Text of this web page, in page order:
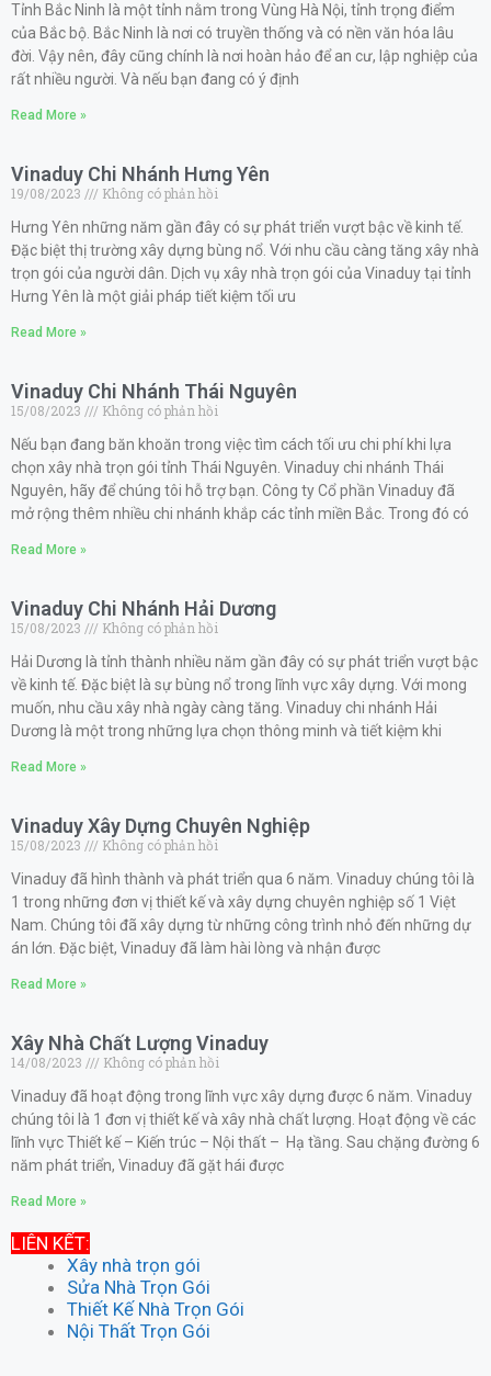
Tỉnh Bắc Ninh là một tỉnh nằm trong Vùng Hà Nội, tỉnh trọng điểm
của Bắc bộ. Bắc Ninh là nơi có truyền thống và có nền văn hóa lâu
đời. Vậy nên, đây cũng chính là nơi hoàn hảo để an cư, lập nghiệp của
rất nhiều người. Và nếu bạn đang có ý định
Read More »
Vinaduy Chi Nhánh Hưng Yên
19/08/2023
Không có phản hồi
Hưng Yên những năm gần đây có sự phát triển vượt bậc về kinh tế.
Đặc biệt thị trường xây dựng bùng nổ. Với nhu cầu càng tăng xây nhà
trọn gói của người dân. Dịch vụ xây nhà trọn gói của Vinaduy tại tỉnh
Hưng Yên là một giải pháp tiết kiệm tối ưu
Read More »
Vinaduy Chi Nhánh Thái Nguyên
15/08/2023
Không có phản hồi
Nếu bạn đang băn khoăn trong việc tìm cách tối ưu chi phí khi lựa
chọn xây nhà trọn gói tỉnh Thái Nguyên. Vinaduy chi nhánh Thái
Nguyên, hãy để chúng tôi hỗ trợ bạn. Công ty Cổ phần Vinaduy đã
mở rộng thêm nhiều chi nhánh khắp các tỉnh miền Bắc. Trong đó có
Read More »
Vinaduy Chi Nhánh Hải Dương
15/08/2023
Không có phản hồi
Hải Dương là tỉnh thành nhiều năm gần đây có sự phát triển vượt bậc
về kinh tế. Đặc biệt là sự bùng nổ trong lĩnh vực xây dựng. Với mong
muốn, nhu cầu xây nhà ngày càng tăng. Vinaduy chi nhánh Hải
Dương là một trong những lựa chọn thông minh và tiết kiệm khi
Read More »
Vinaduy Xây Dựng Chuyên Nghiệp
15/08/2023
Không có phản hồi
Vinaduy đã hình thành và phát triển qua 6 năm. Vinaduy chúng tôi là
1 trong những đơn vị thiết kế và xây dựng chuyên nghiệp số 1 Việt
Nam. Chúng tôi đã xây dựng từ những công trình nhỏ đến những dự
án lớn. Đặc biệt, Vinaduy đã làm hài lòng và nhận được
Read More »
Xây Nhà Chất Lượng Vinaduy
14/08/2023
Không có phản hồi
Vinaduy đã hoạt động trong lĩnh vực xây dựng được 6 năm. Vinaduy
chúng tôi là 1 đơn vị thiết kế và xây nhà chất lượng. Hoạt động về các
lĩnh vực Thiết kế – Kiến trúc – Nội thất – Hạ tầng. Sau chặng đường 6
năm phát triển, Vinaduy đã gặt hái được
Read More »
LIÊN KẾT:
Xây nhà trọn gói
Sửa Nhà Trọn Gói
Thiết Kế Nhà Trọn Gói
Nội Thất Trọn Gói